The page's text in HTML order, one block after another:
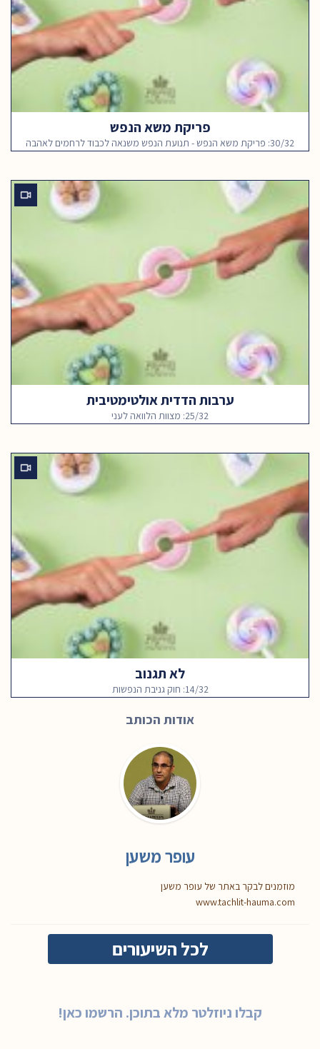
פריקת משא הנפש
30/32: פריקת משא הנפש - תנועת הנפש משנאה לכבוד לרחמים לאהבה
ערבות הדדית אולטימטיבית
25/32: מצוות הלוואה לעני
לא תגנוב
14/32: חוק גניבת הנפשות
אודות הכותב
עופר משען
מוזמנים לבקר באתר של עופר משען
www.tachlit-hauma.com
לכל השיעורים
קבלו ניוזלטר מלא בתוכן. הרשמו כאן!